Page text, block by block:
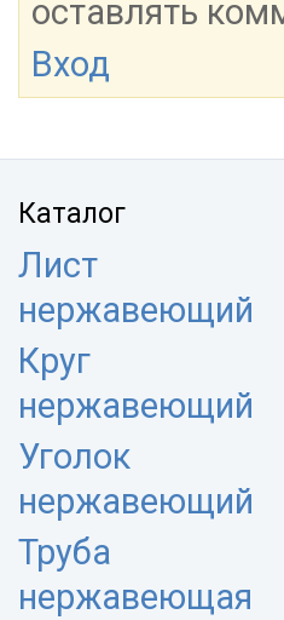
оставлять
Вход
Каталог
Лист
нержавеющий
Круг
нержавеющий
Уголок
нержавеющий
Труба
нержавеющая